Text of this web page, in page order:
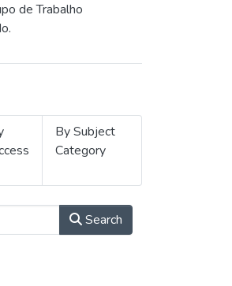
de Trabalho
By Subject
Category
Search